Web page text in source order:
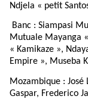
Ndjela « petit
Banc : Siampasi
Mutuale Mayanga
« Kamikaze »,
Empire », Museba
Mozambique :
Gaspar, Frederico